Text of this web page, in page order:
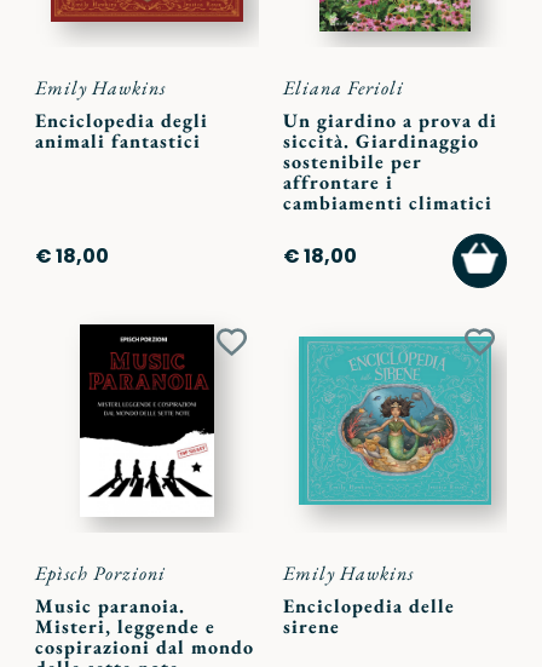
Emily Hawkins
Enciclopedia degli
animali fantastici
€ 18,00
Eliana Ferioli
Un giardino a prova di
siccità. Giardinaggio
sostenibile per
affrontare i
cambiamenti climatici
€ 18,00
AL
Aggiungi
Epìsch Porzioni
Music paranoia.
Misteri, leggende e
cospirazioni dal mondo
ai
Emily Hawkins
Enciclopedia delle
sirene